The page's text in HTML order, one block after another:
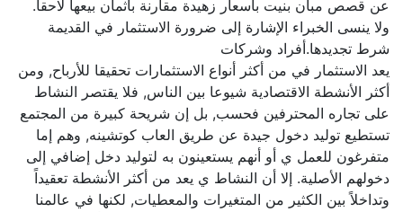
عن قصص مبان بنيت بأسعار زهيدة مقارنة بأثمان بيعها لاحقا.
ولا ينسى الخبراء الإشارة إلى ضرورة الاستثمار في القديمة
شرط تجديدها.أفراد وشركات
يعد الاستثمار في من أكثر أنواع الاستثمارات تحقيقا للأرباح, ومن
أكثر الأنشطة الاقتصادية شيوعا بين الناس, فلا يقتصر النشاط
على تجاره المحترفين فحسب, بل إن شريحة كبيرة من المجتمع
تستطيع توليد دخول جيدة عن طريق العاب كوتشينه, وهم إما
متفرغون للعمل ي أو أنهم يستعينون به لتوليد دخل إضافي إلى
دخولهم الأصلية. إلا أن النشاط ي يعد من أكثر الأنشطة تعقيداً
وتداخلاً بين الكثير من المتغيرات والمعطيات, لكنها في عالمنا